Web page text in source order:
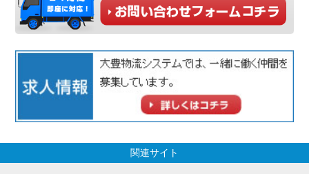
関連サイト